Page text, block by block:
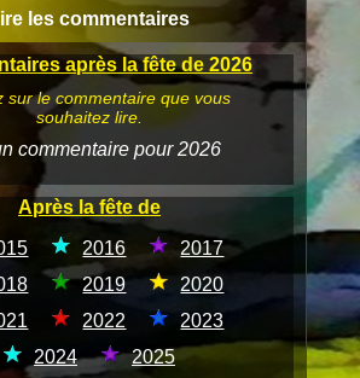
les commentaires
après la fête de 2026
sur le commentaire que vous
souhaitez lire.
commentaire pour 2026
Après la fête de
2016
2017
2019
2020
2022
2023
2024
2025